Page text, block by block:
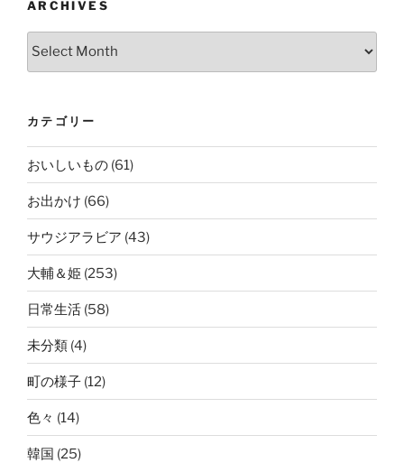
ARCHIVES
Archives
カテゴリー
おいしいもの (61)
お出かけ (66)
サウジアラビア (43)
大輔＆姫 (253)
日常生活 (58)
未分類 (4)
町の様子 (12)
色々 (14)
韓国 (25)